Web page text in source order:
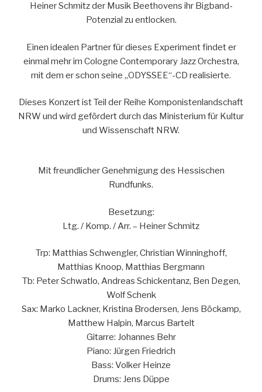
Heiner Schmitz der Musik Beethovens ihr Bigband-
Potenzial zu entlocken.
Einen idealen Partner für dieses Experiment findet er
einmal mehr im Cologne Contemporary Jazz Orchestra,
mit dem er schon seine „ODYSSEE“-CD realisierte.
Dieses Konzert ist Teil der Reihe Komponistenlandschaft
NRW und wird gefördert durch das Ministerium für Kultur
und Wissenschaft NRW.
Mit freundlicher Genehmigung des Hessischen
Rundfunks.
Besetzung:
Ltg. / Komp. / Arr. – Heiner Schmitz
Trp: Matthias Schwengler, Christian Winninghoff,
Matthias Knoop, Matthias Bergmann
Tb: Peter Schwatlo, Andreas Schickentanz, Ben Degen,
Wolf Schenk
Sax: Marko Lackner, Kristina Brodersen, Jens Böckamp,
Matthew Halpin, Marcus Bartelt
Gitarre: Johannes Behr
Piano: Jürgen Friedrich
Bass: Volker Heinze
Drums: Jens Düppe